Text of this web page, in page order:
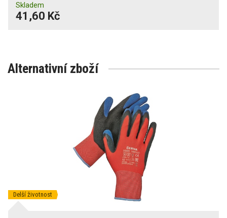
Skladem
41,60 Kč
Alternativní zboží
Delší životnost